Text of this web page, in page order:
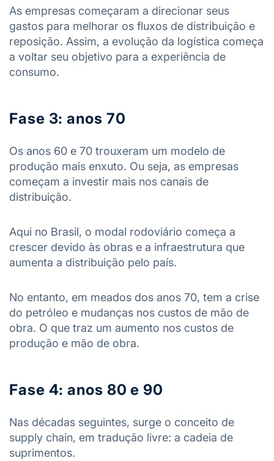
As empresas começaram a direcionar seus
gastos para melhorar os fluxos de distribuição e
reposição. Assim, a evolução da logística começa
a voltar seu objetivo para a experiência de
consumo.
Fase 3: anos 70
Os anos 60 e 70 trouxeram um modelo de
produção mais enxuto. Ou seja, as empresas
começam a investir mais nos canais de
distribuição.
Aqui no Brasil, o modal rodoviário começa a
crescer devido às obras e a infraestrutura que
aumenta a distribuição pelo país.
No entanto, em meados dos anos 70, tem a crise
do petróleo e mudanças nos custos de mão de
obra. O que traz um aumento nos custos de
produção e mão de obra.
Fase 4: anos 80 e 90
Nas décadas seguintes, surge o conceito de
supply chain, em tradução livre: a cadeia de
suprimentos.